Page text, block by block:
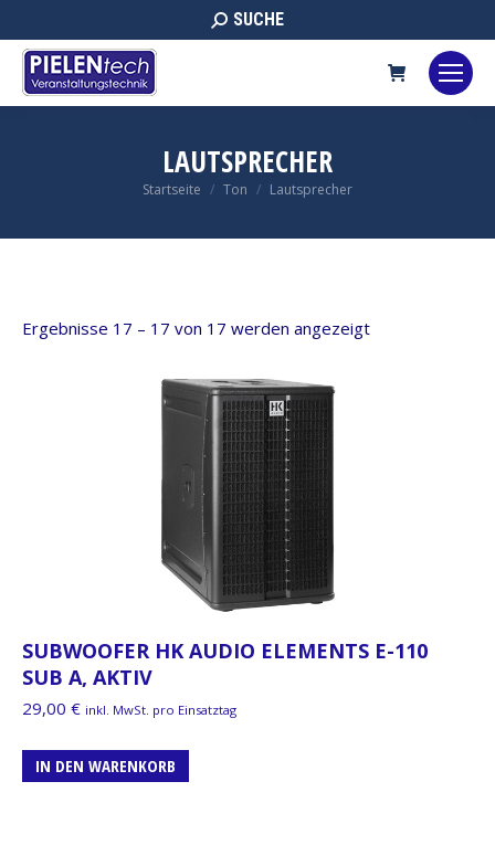
Search:
SUCHE
LAUTSPRECHER
Sie befinden sich hier:
Startseite Ton Lautsprecher
Ergebnisse 17 – 17 von 17 werden angezeigt
SUBWOOFER HK AUDIO ELEMENTS E-110
SUB A, AKTIV
29,00 € inkl. MwSt. pro Einsatztag
IN DEN WARENKORB